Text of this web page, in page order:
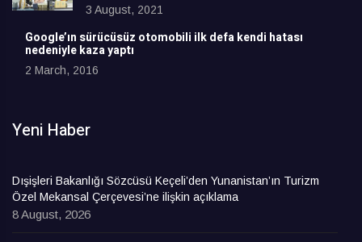
3 August, 2021
Google’ın sürücüsüz otomobili ilk defa kendi hatası
nedeniyle kaza yaptı
2 March, 2016
Yeni Haber
Dışişleri Bakanlığı Sözcüsü Keçeli’den Yunanistan’ın Turizm
Özel Mekansal Çerçevesi’ne ilişkin açıklama
8 August, 2026